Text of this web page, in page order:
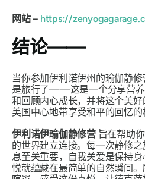
网站 – https://
结论——
当你参加伊利诺伊州的瑜伽静
是旅行了——这是一个分享营养
和回顾内心成长，并将这个美
美国中心地带享受和平的回忆的
伊利诺伊瑜伽静修营旨在帮助
的世界建立连接。每一次静修
息至关重要，自我关爱是保持
悦就蕴藏在最简单的自然瞬间